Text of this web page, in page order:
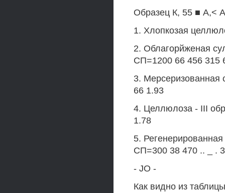
Образец К, 55 ■ А,<
1. Хлопкозая
2. Облагорйженая
СП=1200 66 456 315
3.
66 1.93
4. Целлюлоза - III
1.78
5.
СП=300 38 470 .. _ .
- JO -
Как видно из